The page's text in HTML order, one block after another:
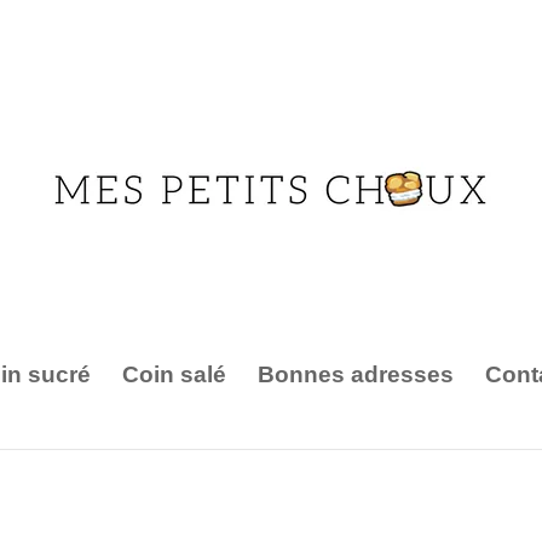
sucré Coin salé Bonnes adresses